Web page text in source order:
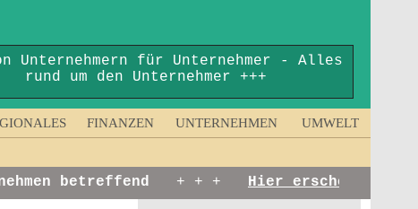
Unternehmern für Unternehmer - Alles
rund um den Unternehmer +++
FINANZEN UNTERNEHMEN UMWELT
betreffend+ + + Hier erscheinen: